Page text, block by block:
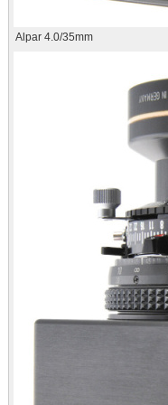
Alpar 4.0/35mm